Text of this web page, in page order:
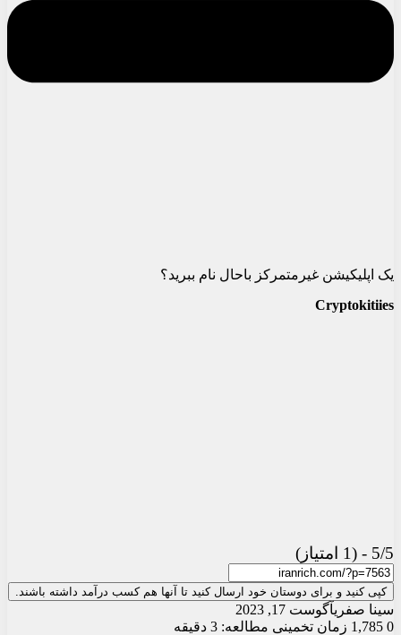
یک اپلیکیشن غیرمتمرکز باحال نام ببرید؟
Cryptokitiies
5/5 - (1 امتیاز)
کپی کنید و برای دوستان خود ارسال کنید تا آنها هم کسب درآمد داشته باشند.
سینا صفریآگوست 17, 2023
0
زمان تخمینی مطالعه: 3 دقیقه